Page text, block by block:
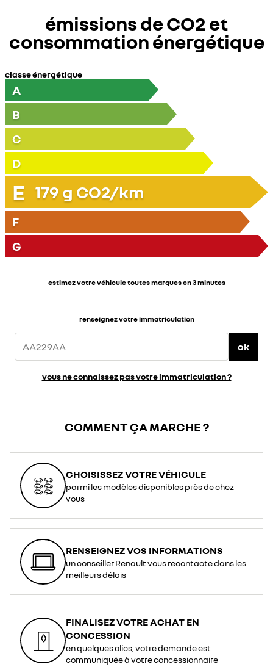
émissions de CO2 et
consommation énergétique
classe énergétique
A
B
C
D
E 179 g CO2/km
F
G
estimez votre véhicule toutes marques en 3 minutes
renseignez votre immatriculation
ok
vous ne connaissez pas votre immatriculation ?
COMMENT ÇA MARCHE ?
CHOISISSEZ VOTRE VÉHICULE
parmi les modèles disponibles près de chez
vous
RENSEIGNEZ VOS INFORMATIONS
un conseiller Renault vous recontacte dans les
meilleurs délais
FINALISEZ VOTRE ACHAT EN
CONCESSION
en quelques clics, votre demande est
communiquée à votre concessionnaire